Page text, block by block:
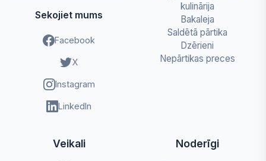
Sekojiet mums
Facebook
X
Instagram
LinkedIn
kulinārija
Bakaleja
Saldētā pārtika
Dzērieni
Nepārtikas preces
Veikali Noderīgi